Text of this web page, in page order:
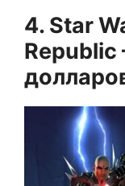
4. Star
Republic